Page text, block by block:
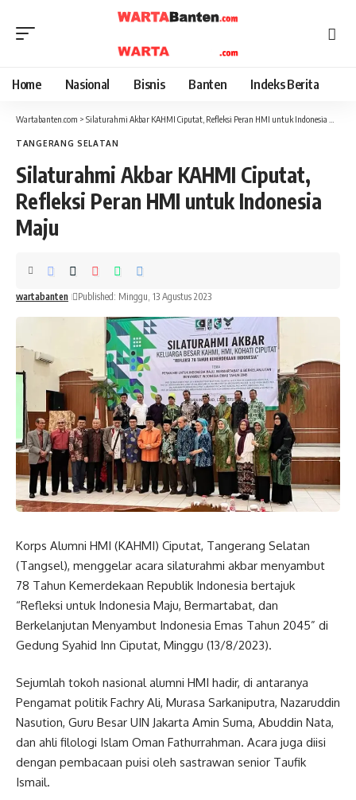
Home Nasional Bisnis Banten Indeks Berita
Wartabanten.com > Silaturahmi Akbar KAHMI Ciputat, Refleksi Peran HMI untuk Indonesia Maju
TANGERANG SELATAN
Silaturahmi Akbar KAHMI Ciputat,
Refleksi Peran HMI untuk Indonesia
Maju
wartabanten Published: Minggu, 13 Agustus 2023
Korps Alumni HMI (KAHMI) Ciputat, Tangerang Selatan
(Tangsel), menggelar acara silaturahmi akbar menyambut
78 Tahun Kemerdekaan Republik Indonesia bertajuk
“Refleksi untuk Indonesia Maju, Bermartabat, dan
Berkelanjutan Menyambut Indonesia Emas Tahun 2045” di
Gedung Syahid Inn Ciputat, Minggu (13/8/2023).
Sejumlah tokoh nasional alumni HMI hadir, di antaranya
Pengamat politik Fachry Ali, Murasa Sarkaniputra, Nazaruddin
Nasution, Guru Besar UIN Jakarta Amin Suma, Abuddin Nata,
dan ahli filologi Islam Oman Fathurrahman. Acara juga diisi
dengan pembacaan puisi oleh sastrawan senior Taufik
Ismail.